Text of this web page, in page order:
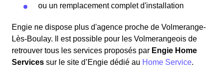
ou un remplacement complet d'installation
Engie ne dispose plus d'agence proche de Volmerange-
Lès-Boulay. Il est possible pour les Volmerangeois de
retrouver tous les services proposés par Engie Home
Services sur le site d’Engie dédié au Home Service.